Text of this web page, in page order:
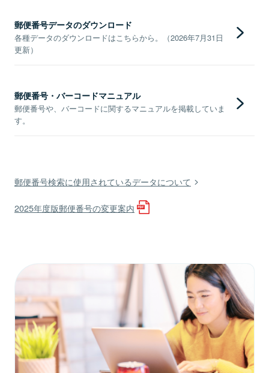
郵便番号データのダウンロード
各種データのダウンロードはこちらから。（2026年7月31日
更新）
郵便番号・バーコードマニュアル
郵便番号や、バーコードに関するマニュアルを掲載していま
す。
郵便番号検索に使用されているデータについて
2025年度版郵便番号の変更案内